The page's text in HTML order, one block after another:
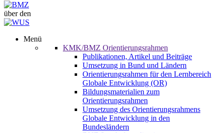
über den
Menü
KMK/BMZ Orientierungsrahmen
Publikationen, Artikel und Beiträge
Umsetzung in Bund und Ländern
Orientierungsrahmen für den Lernbereich
Globale Entwicklung (OR)
Bildungsmaterialien zum
Orientierungsrahmen
Umsetzung des Orientierungsrahmens
Globale Entwicklung in den
Bundesländern